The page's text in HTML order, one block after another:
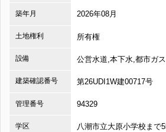
築年月 2026年08月
土地権利 所有権
設備 公営水道,本下水,都市ガス
建築確認番号 第26UDI1W建00717号
管理番号 94329
学区
八潮市立大原小学校まで